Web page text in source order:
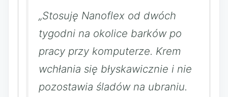
„Stosuję Nanoflex od dwóch
tygodni na okolice barków po
pracy przy komputerze. Krem
wchłania się błyskawicznie i nie
pozostawia śladów na ubraniu.